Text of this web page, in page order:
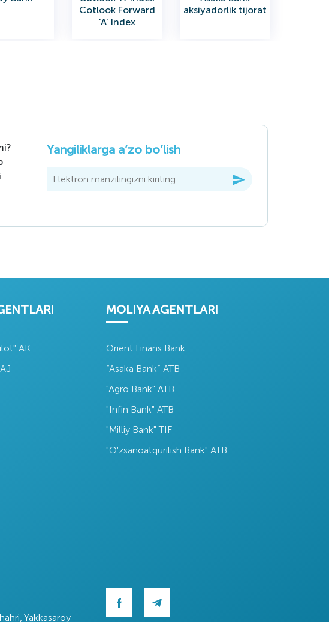
Cotlook Forward
'A' Index​
aksiyadorlik tijorat
Oʻzbekiston
Oʻzbekiston
Yangiliklarga a’zo bo’lish
AK
MOLIYA AGENTLARI
Orient Finans Bank
“Asaka Bank” ATB
"Agro Bank" ATB
"Infin Bank" ATB
"Milliy Bank" TIF
"O'zsanoatqurilish Bank" ATB
Yakkasaroy